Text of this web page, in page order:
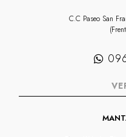
C.C Paseo San